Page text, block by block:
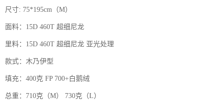
尺寸: 75*195cm（M）
面料：15D 460T 超细尼龙
里料：15D 460T 超细尼龙 亚光处理
款式：木乃伊型
填充：400克 FP 700+白鹅绒
总重：710克（M） 730克（L）